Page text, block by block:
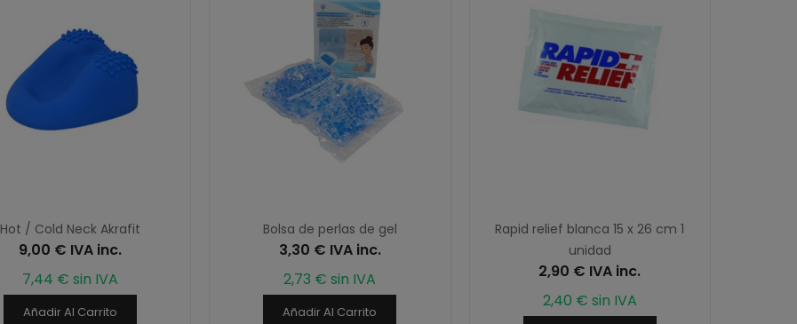
Hot / Cold Neck Akrafit
9,00 € IVA inc.
7,44 € sin IVA
Añadir Al Carrito
Bolsa de perlas de gel
3,30 € IVA inc.
2,73 € sin IVA
Añadir Al Carrito
Rapid relief blanca 15 x 26 cm 1
unidad
2,90 € IVA inc.
2,40 € sin IVA